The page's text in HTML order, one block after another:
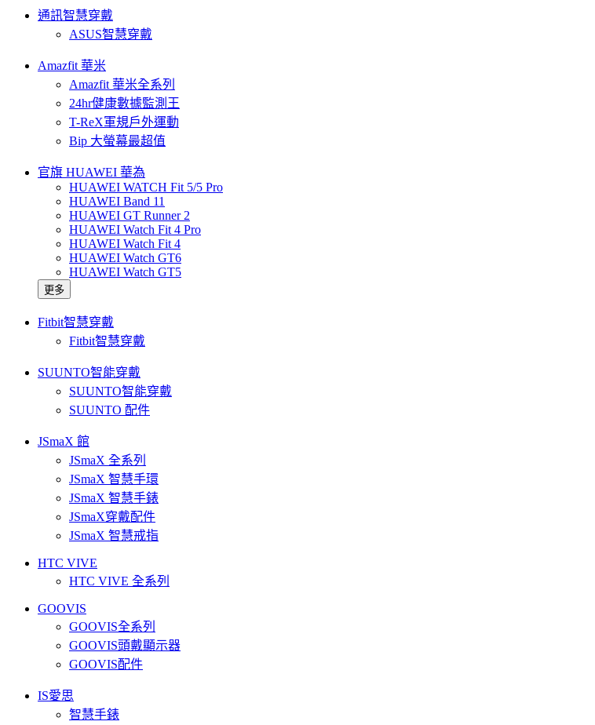
通訊智慧穿戴
ASUS智慧穿戴
Amazfit 華米
Amazfit 華米全系列
24hr健康數據監測王
T-ReX軍規戶外運動
Bip 大螢幕最超值
官旗 HUAWEI 華為
HUAWEI WATCH Fit 5/5 Pro
HUAWEI Band 11
HUAWEI GT Runner 2
HUAWEI Watch Fit 4 Pro
HUAWEI Watch Fit 4
HUAWEI Watch GT6
HUAWEI Watch GT5
更多
Fitbit智慧穿戴
Fitbit智慧穿戴
SUUNTO智能穿戴
SUUNTO智能穿戴
SUUNTO 配件
JSmaX 館
JSmaX 全系列
JSmaX 智慧手環
JSmaX 智慧手錶
JSmaX穿戴配件
JSmaX 智慧戒指
HTC VIVE
HTC VIVE 全系列
GOOVIS
GOOVIS全系列
GOOVIS頭戴顯示器
GOOVIS配件
IS愛思
智慧手錶